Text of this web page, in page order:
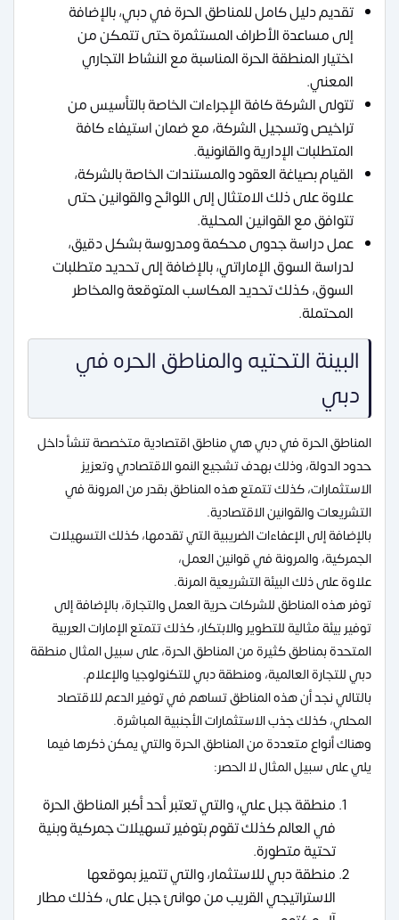
تقديم دليل كامل للمناطق الحرة في دبي، بالإضافة
إلى مساعدة الأطراف المستثمرة حتى تتمكن من
اختيار المنطقة الحرة المناسبة مع النشاط التجاري
المعني.
تتولى الشركة كافة الإجراءات الخاصة بالتأسيس من
تراخيص وتسجيل الشركة، مع ضمان استيفاء كافة
المتطلبات الإدارية والقانونية.
القيام بصياغة العقود والمستندات الخاصة بالشركة،
علاوة على ذلك الامتثال إلى اللوائح والقوانين حتى
تتوافق مع القوانين المحلية.
عمل دراسة جدوى محكمة ومدروسة بشكل دقيق،
لدراسة السوق الإماراتي، بالإضافة إلى تحديد متطلبات
السوق، كذلك تحديد المكاسب المتوقعة والمخاطر
المحتملة.
البينة التحتيه والمناطق الحره في
دبي
المناطق الحرة في دبي هي مناطق اقتصادية متخصصة تنشأ داخل
حدود الدولة، وذلك بهدف تشجيع النمو الاقتصادي وتعزيز
الاستثمارات، كذلك تتمتع هذه المناطق بقدر من المرونة في
التشريعات والقوانين الاقتصادية.
بالإضافة إلى الإعفاءات الضريبية التي تقدمها، كذلك التسهيلات
الجمركية، والمرونة في قوانين العمل،
علاوة على ذلك البيئة التشريعية المرنة.
توفر هذه المناطق للشركات حرية العمل والتجارة، بالإضافة إلى
توفير بيئة مثالية للتطوير والابتكار، كذلك تتمتع الإمارات العربية
المتحدة بمناطق كثيرة من المناطق الحرة، على سبيل المثال منطقة
دبي للتجارة العالمية، ومنطقة دبي للتكنولوجيا والإعلام.
بالتالي نجد أن هذه المناطق تساهم في توفير الدعم للاقتصاد
المحلي، كذلك جذب الاستثمارات الأجنبية المباشرة.
وهناك أنواع متعددة من المناطق الحرة والتي يمكن ذكرها فيما
يلي على سبيل المثال لا الحصر:
منطقة جبل علي، والتي تعتبر أحد أكبر المناطق الحرة
في العالم كذلك تقوم بتوفير تسهيلات جمركية وبنية
تحتية متطورة.
منطقة دبي للاستثمار، والتي تتميز بموقعها
الاستراتيجي القريب من موانئ جبل على، كذلك مطار